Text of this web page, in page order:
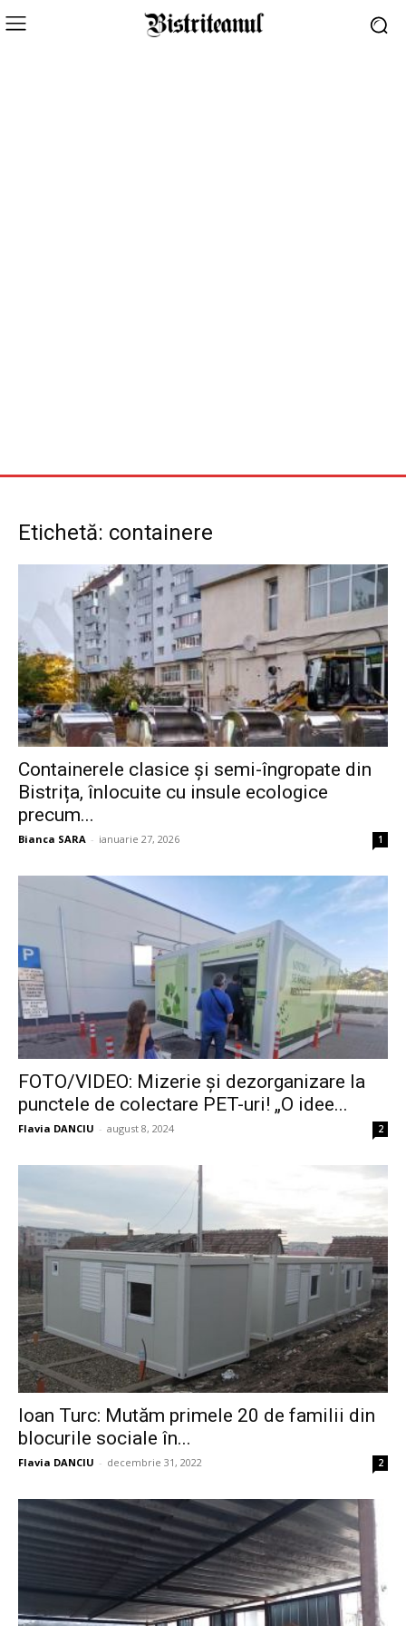
Etichetă: containere
Containerele clasice și semi-îngropate din
Bistrița, înlocuite cu insule ecologice
precum...
Bianca SARA - ianuarie 27, 2026 1
FOTO/VIDEO: Mizerie și dezorganizare la
punctele de colectare PET-uri! „O idee...
Flavia DANCIU - august 8, 2024 2
Ioan Turc: Mutăm primele 20 de familii din
blocurile sociale în...
Flavia DANCIU - decembrie 31, 2022 2